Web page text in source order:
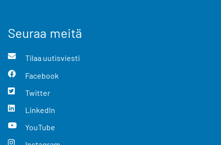
Seuraa meitä
Tilaa uutisviesti
Facebook
Twitter
LinkedIn
YouTube